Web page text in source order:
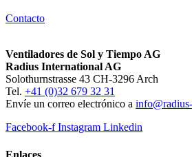
Contacto
Ventiladores de Sol y Tiempo AG
Radius International AG
Solothurnstrasse 43 CH-3296 Arch
Tel. +41 (0)32 679 32 31
Envíe un correo electrónico a
Facebook-f Instagram Linkedin
Enlaces